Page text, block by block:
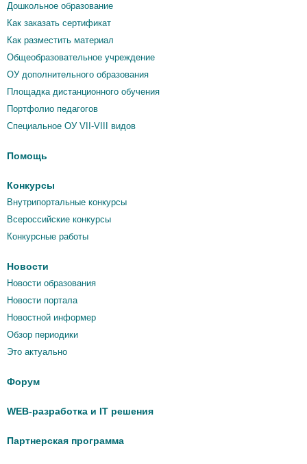
Дошкольное образование
Как заказать сертификат
Как разместить материал
Общеобразовательное учреждение
ОУ дополнительного образования
Площадка дистанционного обучения
Портфолио педагогов
Специальное ОУ VII-VIII видов
Помощь
Конкурсы
Внутрипортальные конкурсы
Всероссийские конкурсы
Конкурсные работы
Новости
Новости образования
Новости портала
Новостной информер
Обзор периодики
Это актуально
Форум
WEB-разработка и IT решения
Партнерская программа